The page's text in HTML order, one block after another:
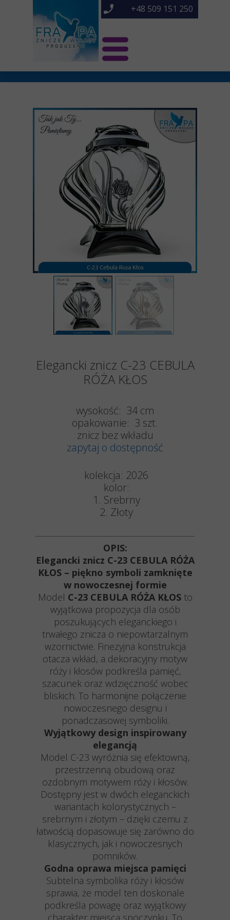
+48 509 151 250
Znicze NOWOŚCI
Znicze
O nas
Kontakt
Elegancki znicz C-23 CEBULA
RÓŻA KŁOS
wysokość: 34 cm
opakowanie: 3 szt.
znicz bez wkładu
zapytaj o dostępność
kolekcja: 2026
kolor:
1. Srebrny
2. Złoty
OPIS:
Elegancki znicz C-23 CEBULA RÓŻA
KŁOS – piękno symboli zamknięte
w nowoczesnej formie
Model C-23 CEBULA RÓŻA KŁOSto
wyjątkowa propozycja dla osób
poszukujących eleganckiego i
trwałego znicza o niepowtarzalnym
wzornictwie. Finezyjna konstrukcja
otacza wkład, a dekoracyjny motyw
róży i kłosów podkreśla pamięć,
szacunek oraz wdzięczność wobec
bliskich. To harmonijne połączenie
nowoczesnego designu i
ponadczasowej symboliki.
Wyjątkowy design inspirowany
elegancją
Model C-23 wyróżnia się efektowną,
przestrzenną obudową oraz
ozdobnym motywem róży i kłosów.
Dostępny jest w dwóch eleganckich
wariantach kolorystycznych –
srebrnym i złotym – dzięki czemu z
łatwością dopasowuje się zarówno do
klasycznych, jak i nowoczesnych
pomników.
Godna oprawa miejsca pamięci
Subtelna symbolika róży i kłosów
sprawia, że model ten doskonale
podkreśla powagę oraz wyjątkowy
charakter miejsca spoczynku. To